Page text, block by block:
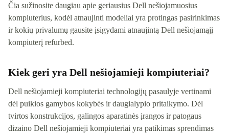
Čia sužinosite daugiau apie geriausius Dell nešiojamuosius
kompiuterius, kodėl atnaujinti modeliai yra protingas pasirinkimas
ir kokių privalumų gausite įsigydami atnaujintą Dell nešiojamąjį
kompiuterį refurbed.
Kiek geri yra Dell nešiojamieji kompiuteriai?
Dell nešiojamieji kompiuteriai technologijų pasaulyje vertinami
dėl puikios gamybos kokybės ir daugialypio pritaikymo. Dėl
tvirtos konstrukcijos, galingos aparatinės įrangos ir patogaus
dizaino Dell nešiojamieji kompiuteriai yra patikimas sprendimas